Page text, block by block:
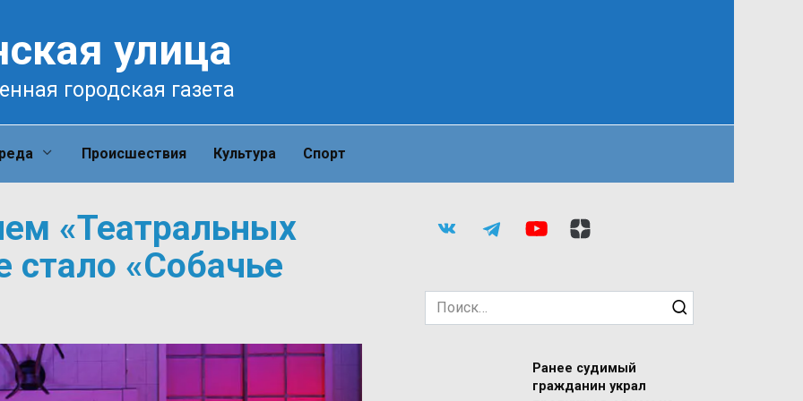
улица
городская газета
Происшествия Культура Спорт
«Театральных
стало «Собачье
Search
for:
Ранее судимый
гражданин украл